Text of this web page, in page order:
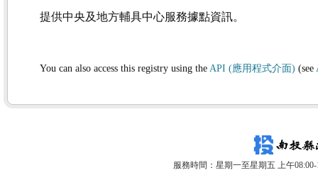
提供中央及地方輔具中心服務據點資訊。
You can also access this registry using the API (應用程式介面) (see
服務時間：星期一至星期五 上午